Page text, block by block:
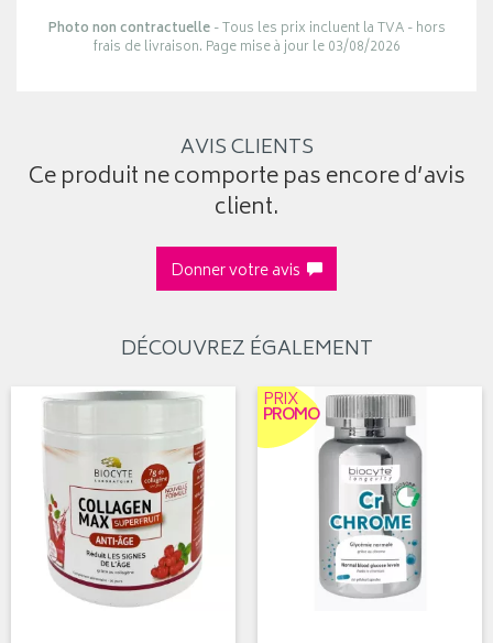
Photo non contractuelle- Tous les prix incluent la TVA - hors
frais de livraison. Page mise à jour le 03/08/2026
AVIS CLIENTS
Ce produit ne comporte pas encore d’avis
client.
Donner votre avis
DÉCOUVREZ ÉGALEMENT
PRIX
PROMO